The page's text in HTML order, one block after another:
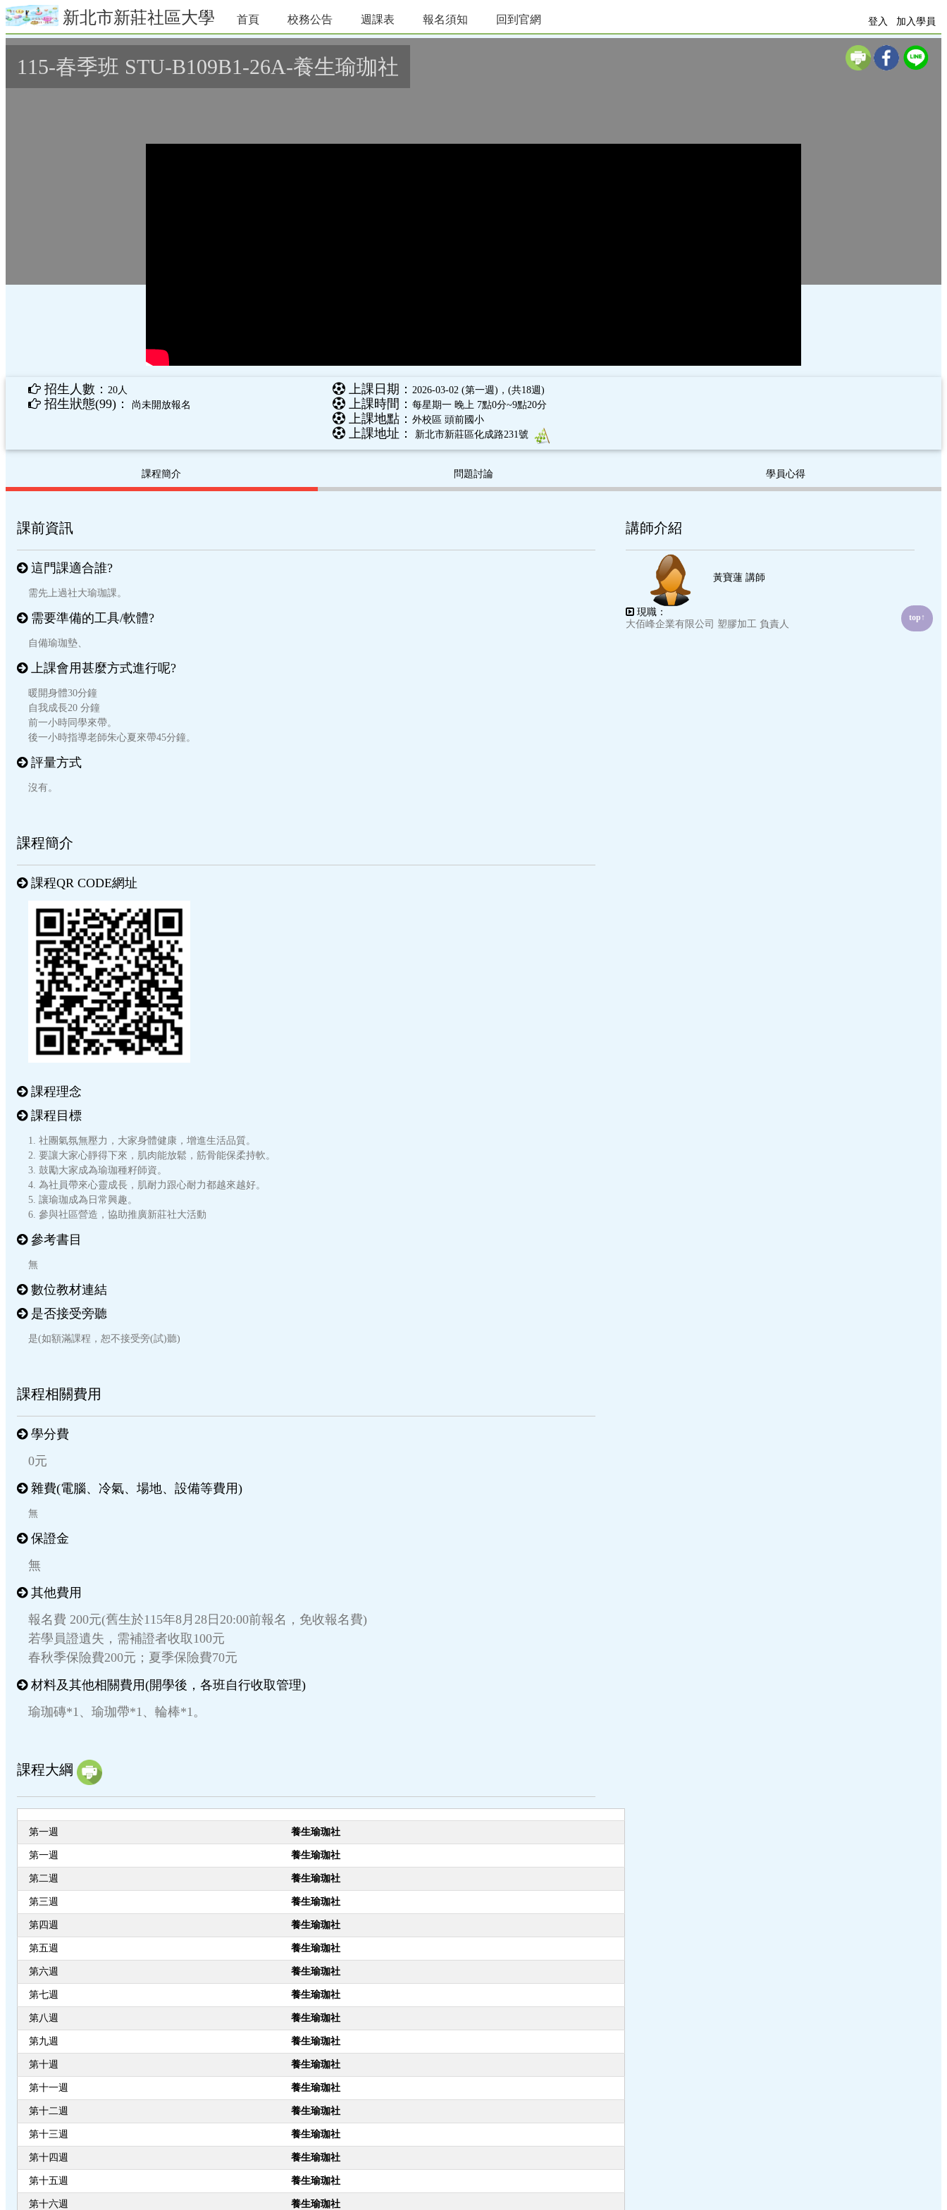
新北市新莊社區大學 首頁 校務公告 週課表 報名須知 回到官網 登入 加入學員
115-春季班 STU-B109B1-26A-養生瑜珈社
招生人數： 20人
招生狀態(99)： 尚未開放報名
上課日期： 2026-03-02 (第一週)，(共18週)
上課時間： 每星期一 晚上 7點0分~9點20分
上課地點： 外校區 頭前國小
上課地址： 新北市新莊區化成路231號
課程簡介 問題討論 學員心得
課前資訊
這門課適合誰?
需先上過社大瑜珈課。
需要準備的工具/軟體?
自備瑜珈墊、
上課會用甚麼方式進行呢?
暖開身體30分鐘
自我成長20 分鐘
前一小時同學來帶。
後一小時指導老師朱心夏來帶45分鐘。
評量方式
沒有。
課程簡介
課程QR CODE網址
課程理念
課程目標
1. 社團氣氛無壓力，大家身體健康，增進生活品質。
2. 要讓大家心靜得下來，肌肉能放鬆，筋骨能保柔持軟。
3. 鼓勵大家成為瑜珈種籽師資。
4. 為社員帶來心靈成長，肌耐力跟心耐力都越來越好。
5. 讓瑜珈成為日常興趣。
6. 參與社區營造，協助推廣新莊社大活動
參考書目
無
數位教材連結
是否接受旁聽
是(如額滿課程，恕不接受旁(試)聽)
課程相關費用
學分費
0元
雜費(電腦、冷氣、場地、設備等費用)
無
保證金
無
其他費用
報名費 200元(舊生於115年8月28日20:00前報名，免收報名費)
若學員證遺失，需補證者收取100元
春秋季保險費200元；夏季保險費70元
材料及其他相關費用(開學後，各班自行收取管理)
瑜珈磚*1、瑜珈帶*1、輪棒*1。
課程大綱
第一週 養生瑜珈社
第一週 養生瑜珈社
第二週 養生瑜珈社
第三週 養生瑜珈社
第四週 養生瑜珈社
第五週 養生瑜珈社
第六週 養生瑜珈社
第七週 養生瑜珈社
第八週 養生瑜珈社
第九週 養生瑜珈社
第十週 養生瑜珈社
第十一週 養生瑜珈社
第十二週 養生瑜珈社
第十三週 養生瑜珈社
第十四週 養生瑜珈社
第十五週 養生瑜珈社
第十六週 養生瑜珈社
講師介紹
黃寶蓮 講師
現職：
大佰峰企業有限公司 塑膠加工 負責人
top↑